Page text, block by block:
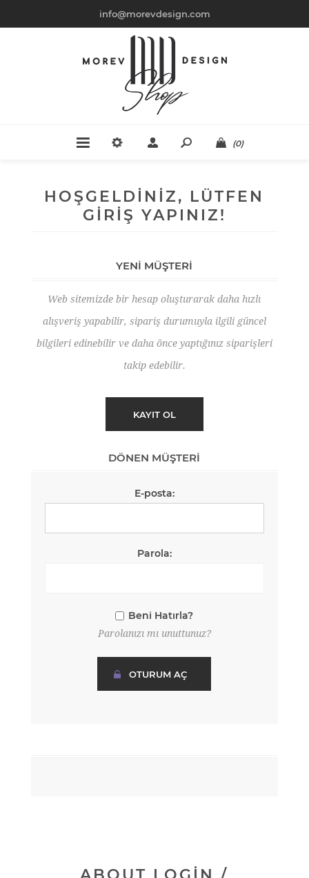
info@morevdesign.com
(0)
HOŞGELDINIZ, LÜTFEN
GIRIŞ YAPINIZ!
YENI MÜŞTERI
Web sitemizde bir hesap oluşturarak daha hızlı
alışveriş yapabilir, sipariş durumuyla ilgili güncel
bilgileri edinebilir ve daha önce yaptığınız siparişleri
takip edebilir.
DÖNEN MÜŞTERI
E-posta:
Parola:
Beni Hatırla?
Parolanızı mı unuttunuz?